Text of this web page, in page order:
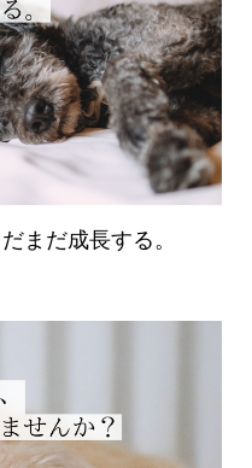
まだ成長する。